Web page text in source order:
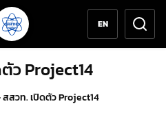
EN
ว Project14
สสวท. เปิดตัว Project14